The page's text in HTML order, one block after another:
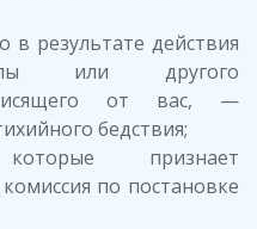
в результате действия
или другого
от вас, —
бедствия;
признает
по постановке